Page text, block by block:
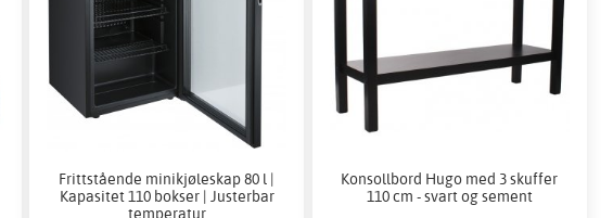
Frittstående minikjøleskap 80 l |
Kapasitet 110 bokser | Justerbar
temperatur
Konsollbord Hugo med 3 skuffer
110 cm - svart og sement